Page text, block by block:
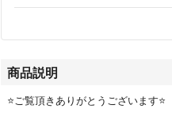
商品説明
⭐️ご覧頂きありがとうございます⭐️